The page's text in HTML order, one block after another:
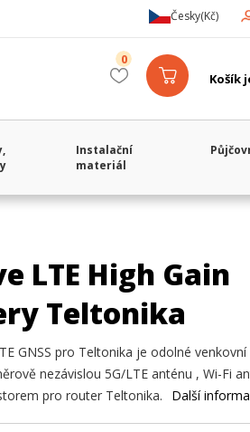
Česky(Kč)
Košík
0
Instalační
materiál
LTE High Gain
Teltonika
GNSS pro Teltonika je odolné venkovní
nezávislou 5G/LTE anténu , Wi-Fi
pro router Teltonika.
Další